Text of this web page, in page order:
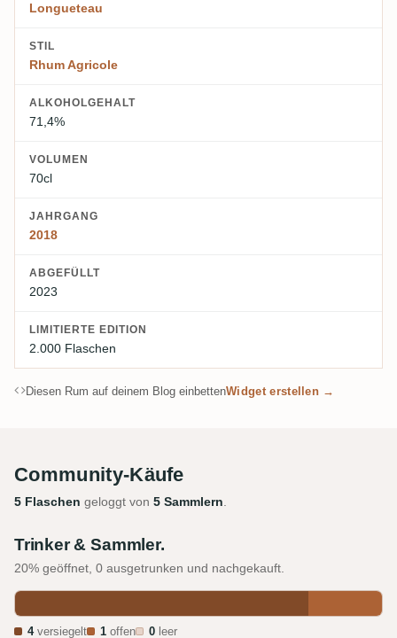
Longueteau
STIL
Rhum Agricole
ALKOHOLGEHALT
71,4%
VOLUMEN
70cl
JAHRGANG
2018
ABGEFÜLLT
2023
LIMITIERTE EDITION
2.000 Flaschen
Diesen Rum auf deinem Blog einbettenWidget erstellen →
Community-Käufe
5 Flaschen geloggt von 5 Sammlern.
Trinker & Sammler.
20% geöffnet, 0 ausgetrunken und nachgekauft.
4versiegelt 1 offen 0 leer